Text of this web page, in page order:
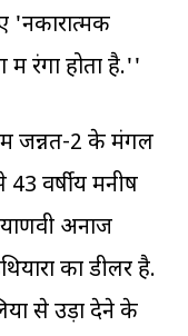
'नकारात्मक
में रंगा होता है.''
जन्नत-2 के मंगल
वर्षीय मनीष
अनाज
का डीलर है.
से उड़ा देने के